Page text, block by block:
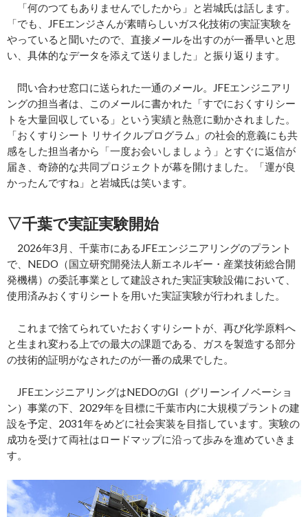
「何のつてもありませんでしたから」と岩城氏は話します。
「でも、JFEエンジさんが素晴らしいガス化技術の実証実験を
やっていると聞いたので、直接メールを出すのが一番早いと思
い、具体的なデータを添えて送りました」と振り返ります。
問い合わせ窓口に送られた一通のメール。JFEエンジニアリ
ングの担当者は、このメールに書かれた「すでにおくすりシー
トを大量回収している」という実績と熱意に動かされました。
「おくすりシート リサイクルプログラム」の社会的意義にも共
感をした担当者から「一度お会いしましょう」とすぐに返信が
届き、奇跡的な共同プロジェクトが幕を開けました。「運が良
かったんですね」と岩城氏は笑います。
▽千葉で実証実験開始
2026年3月、千葉市にあるJFEエンジニアリングのプラント
で、NEDO（国立研究開発法人新エネルギー・産業技術総合開
発機構）の委託事業として建設された実証実験設備において、
使用済みおくすりシートを用いた実証実験が行われました。
これまで捨てられていたおくすりシートが、再び化学原料へ
と生まれ変わる上での最大の課題である、ガスを製造する部分
の技術的証明がなされたのが一番の成果でした。
JFEエンジニアリングはNEDOのGI（グリーンイノベーショ
ン）事業の下、2029年を目標に千葉市内に大規模プラントの建
設を予定、2031年をめどに社会実装を目指しています。実験の
成功を受けて両社はロードマップに沿って歩みを進めていきま
す。